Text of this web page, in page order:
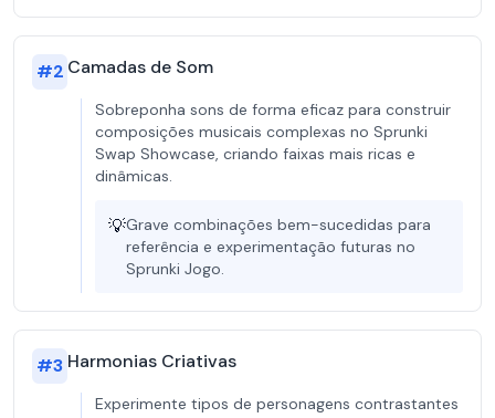
#2 Camadas de Som
Sobreponha sons de forma eficaz para construir
composições musicais complexas no Sprunki
Swap Showcase, criando faixas mais ricas e
dinâmicas.
💡Grave combinações bem-sucedidas para
referência e experimentação futuras no
Sprunki Jogo.
#3 Harmonias Criativas
Experimente tipos de personagens contrastantes